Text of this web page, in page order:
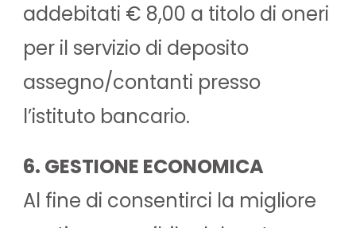
addebitati € 8,00 a titolo di oneri
per il servizio di deposito
assegno/contanti presso
l’istituto bancario.
6. GESTIONE ECONOMICA
Al fine di consentirci la migliore